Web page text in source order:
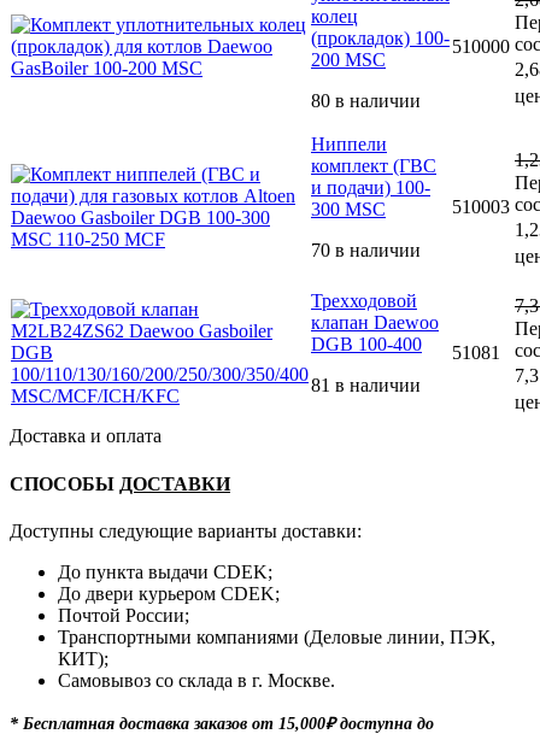
колец
(прокладок) 100-
200 MSC
80 в наличии
510000
Ниппели
комплект (ГВС
и подачи) 100-
300 MSC
70 в наличии
510003
Трехходовой
клапан Daewoo
DGB 100-400
81 в наличии
51081
Доставка и оплата
СПОСОБЫ ДОСТАВКИ
Доступны следующие варианты доставки:
До пункта выдачи CDEK;
До двери курьером CDEK;
Почтой России;
Транспортными компаниями (Деловые линии, ПЭК,
КИТ);
Самовывоз со склада в г. Москве.
* Бесплатная доставка заказов от 15,000₽ доступна до